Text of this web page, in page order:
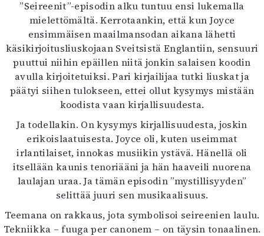
”Seireenit”-episodin alku tuntuu ensi lukemalla
mielettömältä. Kerrotaankin, että kun Joyce
ensimmäisen maailmansodan aikana lähetti
käsikirjoitusliuskojaan Sveitsistä Englantiin, sensuuri
puuttui niihin epäillen niitä jonkin salaisen koodin
avulla kirjoitetuiksi. Pari kirjailijaa tutki liuskat ja
päätyi siihen tulokseen, ettei ollut kysymys mistään
koodista vaan kirjallisuudesta.
Ja todellakin. On kysymys kirjallisuudesta, joskin
erikoislaatuisesta. Joyce oli, kuten useimmat
irlantilaiset, innokas musiikin ystävä. Hänellä oli
itsellään kaunis tenoriääni ja hän haaveili nuorena
laulajan uraa. Ja tämän episodin ”mystillisyyden”
selittää juuri sen musikaalisuus.
Teemana on rakkaus, jota symbolisoi seireenien laulu.
Tekniikka – fuuga per canonem – on täysin tonaalinen.